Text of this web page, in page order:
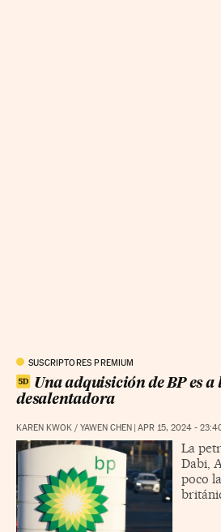
SUSCRIPTORES PREMIUM
Una adquisición de BP es
desalentadora
KAREN KWOK / YAWEN CHEN | APR 15, 2024 -
La
Dabi,
poco